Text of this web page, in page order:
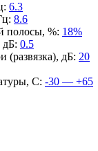
: 6.3
: 8.6
полосы, %: 18%
дБ: 0.5
(развязка), дБ: 20
С: -30 — +65